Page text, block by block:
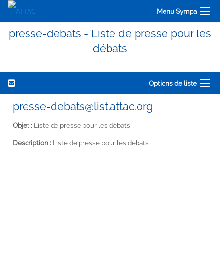
Menu Sympa
presse-debats - Liste de presse pour les
débats
Options de liste
presse-debats@list.attac.org
Objet : Liste de presse pour les débats
Description : Liste de presse pour les débats